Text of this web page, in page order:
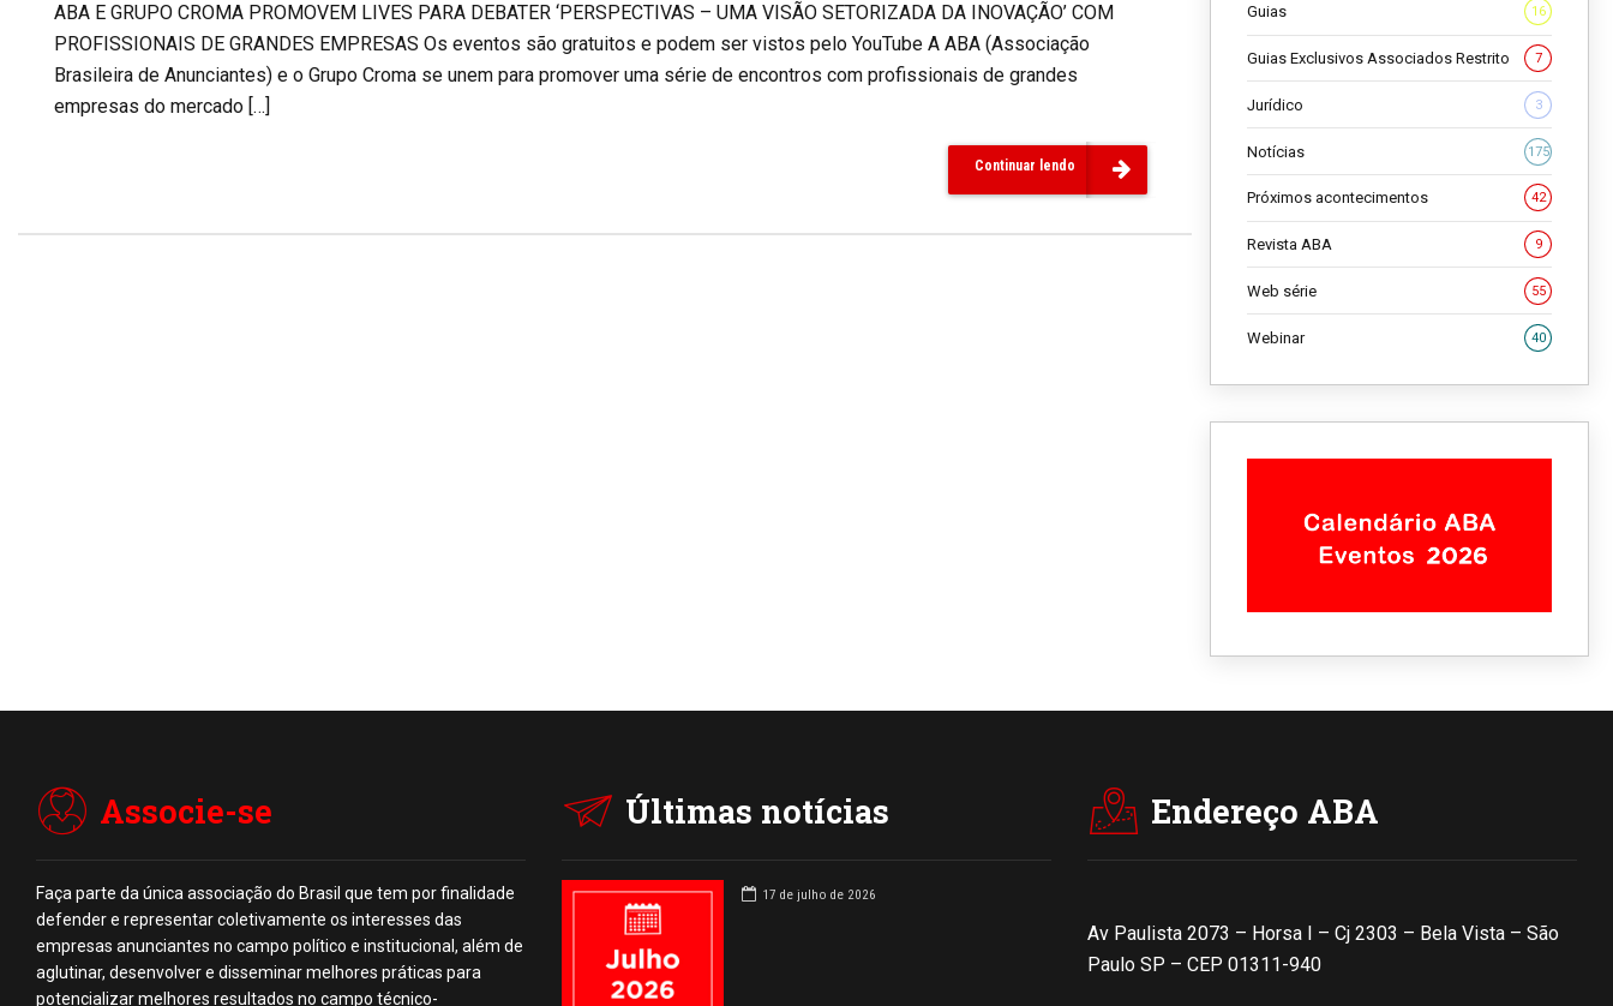
ABA E GRUPO CROMA PROMOVEM LIVES PARA DEBATER ‘PERSPECTIVAS – UMA VISÃO SETORIZADA DA INOVAÇÃO’ COM
PROFISSIONAIS DE GRANDES EMPRESAS Os eventos são gratuitos e podem ser vistos pelo YouTube A ABA (Associação
Brasileira de Anunciantes) e o Grupo Croma se unem para promover uma série de encontros com profissionais de grandes
empresas do mercado […]
Continuar lendo
Guias 16
Guias Exclusivos Associados Restrito 7
Jurídico 3
Notícias 175
Próximos acontecimentos 42
Revista ABA 9
Web série 55
Webinar 40
Associe-se
Faça parte da única associação do Brasil que tem por finalidade
defender e representar coletivamente os interesses das
empresas anunciantes no campo político e institucional, além de
aglutinar, desenvolver e disseminar melhores práticas para
potencializar melhores resultados no campo técnico-
Últimas notícias
17 de julho de 2026
Endereço ABA
Av Paulista 2073 – Horsa I – Cj 2303 – Bela Vista – São
Paulo SP – CEP 01311-940